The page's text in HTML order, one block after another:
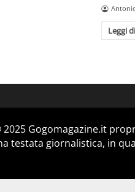
Leggi
Gogomagazine.it
testata giornalistica, in